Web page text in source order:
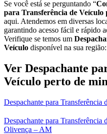
Se você está se perguntando “
para Transferência de Veículo
aqui. Atendemos em diversas
garantindo acesso fácil e rápido
Verifique se temos um
Veículo disponível na sua região:
Ver Despachante
Veículo perto de
Despachante para
Despachante para Transferência
Olivença – AM